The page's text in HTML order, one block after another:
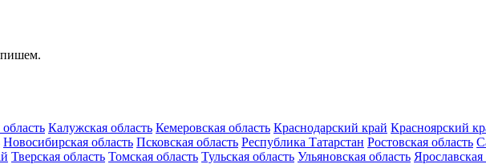
Калужская область Кемеровская область Краснодарский край Красноярский
Новосибирская область Псковская область Республика Татарстан Ростовская область
Тверская область Томская область Тульская область Ульяновская область Ярославская